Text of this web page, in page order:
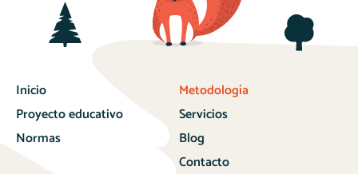
Inicio
Proyecto educativo
Normas
Metodología
Servicios
Blog
Contacto